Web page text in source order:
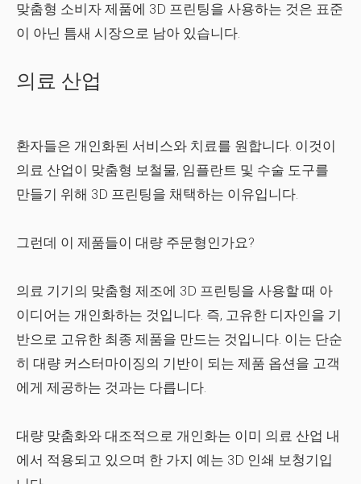
맞춤형 소비자 제품에 3D 프린팅을 사용하는 것은 표준
이 아닌 틈새 시장으로 남아 있습니다.
의료 산업
환자들은 개인화된 서비스와 치료를 원합니다. 이것이
의료 산업이 맞춤형 보철물, 임플란트 및 수술 도구를
만들기 위해 3D 프린팅을 채택하는 이유입니다.
그런데 이 제품들이 대량 주문형인가요?
의료 기기의 맞춤형 제조에 3D 프린팅을 사용할 때 아
이디어는 개인화하는 것입니다. 즉, 고유한 디자인을 기
반으로 고유한 최종 제품을 만드는 것입니다. 이는 단순
히 대량 커스터마이징의 기반이 되는 제품 옵션을 고객
에게 제공하는 것과는 다릅니다.
대량 맞춤화와 대조적으로 개인화는 이미 의료 산업 내
에서 적용되고 있으며 한 가지 예는 3D 인쇄 보청기입